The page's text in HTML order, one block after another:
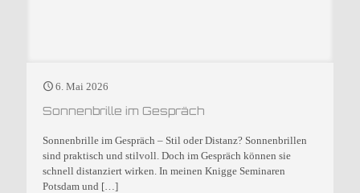
6. Mai 2026
Sonnenbrille im Gespräch
Sonnenbrille im Gespräch – Stil oder Distanz? Sonnenbrillen
sind praktisch und stilvoll. Doch im Gespräch können sie
schnell distanziert wirken. In meinen Knigge Seminaren
Potsdam und […]